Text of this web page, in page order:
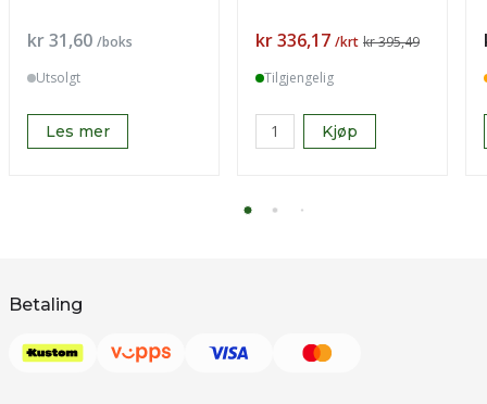
Pris
kr 31,60 /boks
Utsolgt
Les mer
Pris
kr 336,17 /krt kr 395,49
Tilgjengelig
Kjøp
Betaling